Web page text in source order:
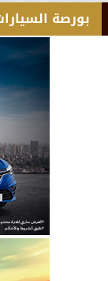
بورصة